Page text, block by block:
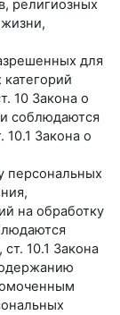
религиозных
для
10 Закона о
соблюдаются
Закона о
персональных
на обработку
10.1 Закона